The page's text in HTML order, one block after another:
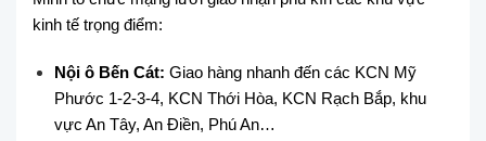
kinh tế trọng điểm:
Nội ô Bến Cát: Giao hàng nhanh đến các KCN Mỹ
Phước 1-2-3-4, KCN Thới Hòa, KCN Rạch Bắp, khu
vực An Tây, An Điền, Phú An…